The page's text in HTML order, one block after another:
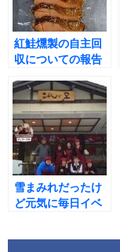
紅鮭燻製の自主回
収についての報告
雪まみれだったけ
ど元気に毎日イベ